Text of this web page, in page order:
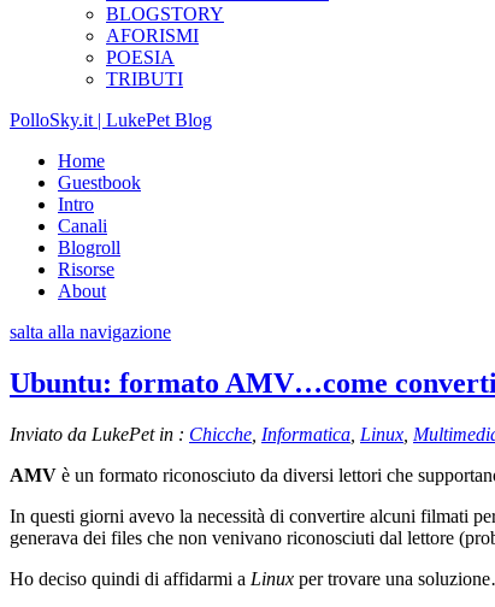
BLOGSTORY
AFORISMI
POESIA
TRIBUTI
PolloSky.it | LukePet Blog
Home
Guestbook
Intro
Canali
Blogroll
Risorse
About
salta alla navigazione
Ubuntu: formato AMV…come
Inviato da LukePet in : Chicche Informatica Linux
AMV è un formato riconosciuto da diversi lettori che
In questi giorni avevo la necessità di convertire alcuni filmati
generava dei files che non venivano riconosciuti dal lettore
Ho deciso quindi di affidarmi a Linux per trovare una